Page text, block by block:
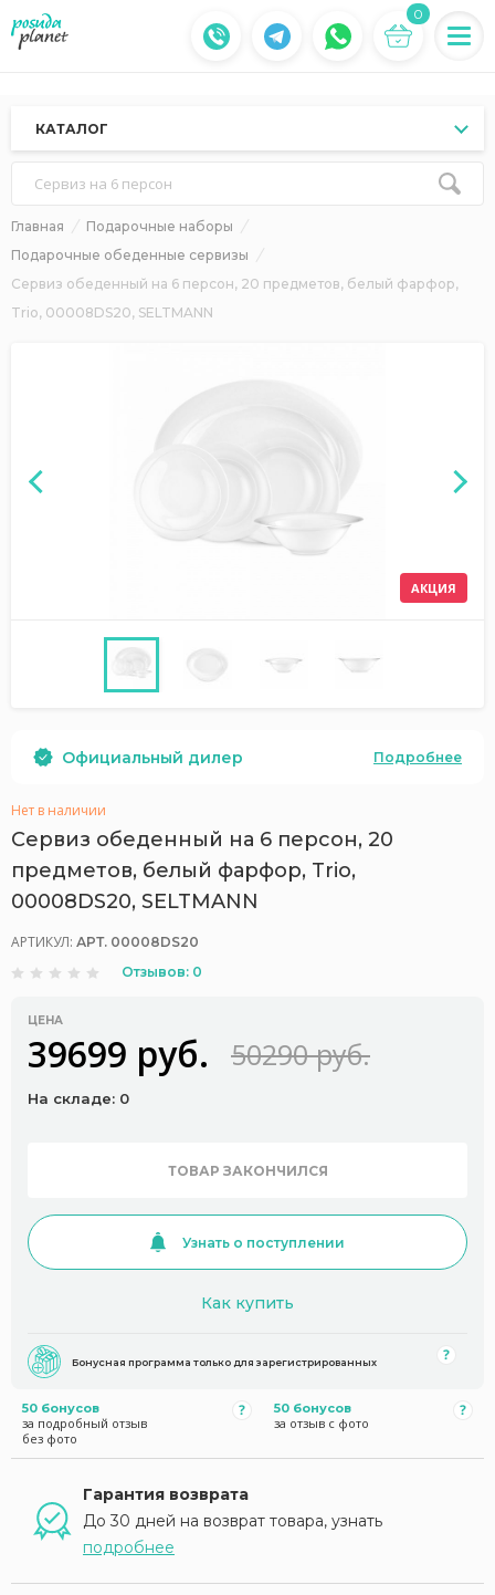
0
КАТАЛОГ
Сервиз на 6 персон
Главная
Подарочные наборы
Подарочные обеденные сервизы
Сервиз обеденный на 6 персон, 20 предметов, белый фарфор,
Trio, 00008DS20, SELTMANN
АКЦИЯ
Официальный дилер Подробнее
Нет в наличии
Сервиз обеденный на 6 персон, 20
предметов, белый фарфор, Trio,
00008DS20, SELTMANN
АРТИКУЛ: АРТ. 00008DS20
Отзывов: 0
ЦЕНА
39699 руб. 50290 руб.
На складе: 0
ТОВАР ЗАКОНЧИЛСЯ
Узнать о поступлении
Как купить
Бонусная программа только для зарегистрированных
50 бонусов
за подробный отзыв
без фото
50 бонусов
за отзыв с фото
Гарантия возврата
До 30 дней на возврат товара, узнать
подробнее